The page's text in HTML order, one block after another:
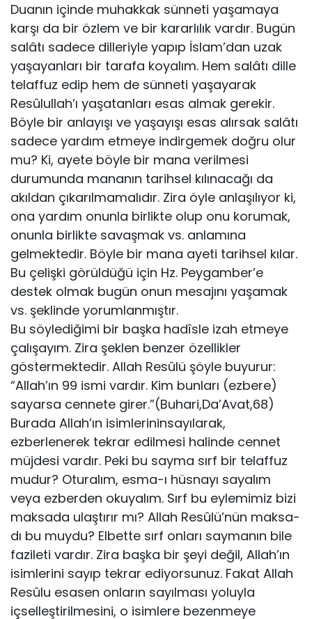
Duanın içinde muhakkak sünneti ya­şamaya
karşı da bir özlem ve bir kararlılık vardır. Bugün
salâtı sadece dilleriyle yapıp İslam’dan uzak
yaşayanları bir tarafa koyalım. Hem salâtı dille
telaffuz edip hem de sünneti yaşayarak
Resûlullah’ı yaşatanları esas almak gerekir.
Böyle bir anlayışı ve yaşayışı esas alırsak salâtı
sadece yardım etmeye indirgemek doğru olur
mu? Ki, ayete böyle bir mana verilmesi
durumunda mananın tarihsel kılı­nacağı da
akıldan çıkarılmamalıdır. Zira öyle anlaşılıyor ki,
ona yardım onunla birlikte olup onu korumak,
onunla birlikte savaşmak vs. anlamına
gelmektedir. Böyle bir mana ayeti tarihsel kılar.
Bu çelişki görüldüğü için Hz. Peygamber’e
destek olmak bugün onun mesajını yaşamak
vs. şeklinde yorumlanmıştır.
Bu söylediğimi bir başka hadîsle izah etmeye
çalışayım. Zira şeklen ben­zer özellikler
göstermektedir. Allah Resûlü şöyle buyurur:
“Allah’ın 99 ismi var­dır. Kim bunları (ezbere)
sayarsa cennete girer.”(Buhari,Da’Avat,68)
Burada Allah’ın isimlerininsayılarak,
ezberlenerek tekrar edilmesi halinde cennet
müjdesi vardır. Peki bu sayma sırf bir telaffuz
mudur? Oturalım, esma-ı hüsnayı sayalım
veya ezberden okuyalım. Sırf bu eylemimiz bizi
maksada ulaştırır mı? Allah Resûlü’nün maksa­
dı bu muydu? Elbette sırf onları saymanın bile
fazileti vardır. Zira başka bir şeyi değil, Allah’ın
isimlerini sayıp tekrar ediyorsunuz. Fakat Allah
Resûlu esasen on­ların sayılması yoluyla
içselleştirilmesini, o isimlere bezenmeye